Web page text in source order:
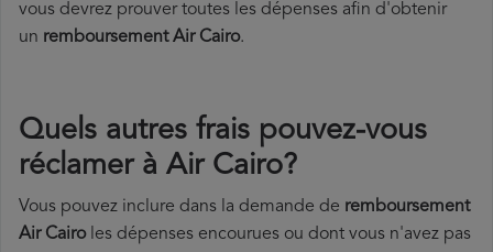
vous devrez prouver toutes les dépenses afin d'obtenir
un remboursement Air Cairo.
Quels autres frais pouvez-vous
réclamer à Air Cairo?
Vous pouvez inclure dans la demande de remboursement
Air Cairoles dépenses encourues ou dont vous n'avez pas